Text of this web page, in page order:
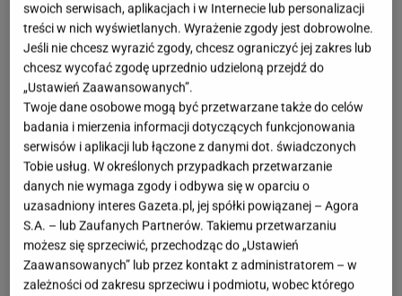
swoich serwisach, aplikacjach i w Internecie lub personalizacji
treści w nich wyświetlanych. Wyrażenie zgody jest dobrowolne.
Jeśli nie chcesz wyrazić zgody, chcesz ograniczyć jej zakres lub
chcesz wycofać zgodę uprzednio udzieloną przejdź do
„Ustawień Zaawansowanych”.
Twoje dane osobowe mogą być przetwarzane także do celów
badania i mierzenia informacji dotyczących funkcjonowania
serwisów i aplikacji lub łączone z danymi dot. świadczonych
Tobie usług. W określonych przypadkach przetwarzanie
danych nie wymaga zgody i odbywa się w oparciu o
uzasadniony interes Gazeta.pl, jej spółki powiązanej – Agora
S.A. – lub Zaufanych Partnerów. Takiemu przetwarzaniu
możesz się sprzeciwić, przechodząc do „Ustawień
Zaawansowanych” lub przez kontakt z administratorem – w
zależności od zakresu sprzeciwu i podmiotu, wobec którego